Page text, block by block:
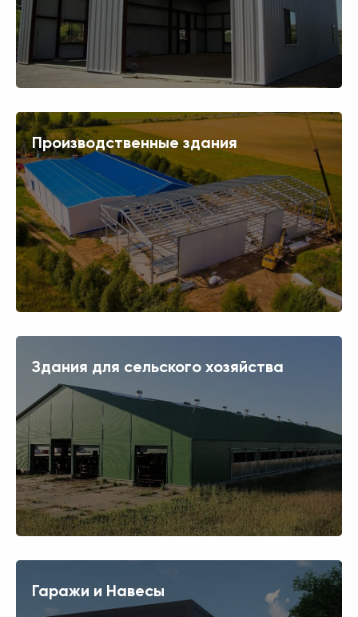
Производственные здания
Здания для сельского хозяйства
Гаражи и Навесы